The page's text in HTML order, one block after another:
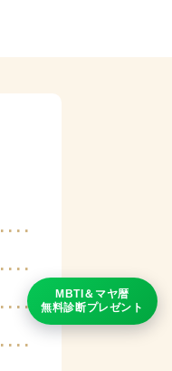
MBTI＆マヤ暦
無料診断プレゼント